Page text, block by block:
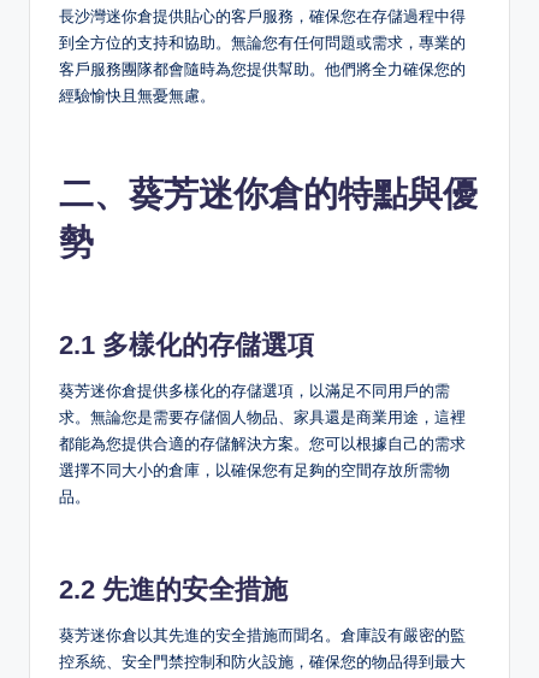
長沙灣迷你倉提供貼心的客戶服務，確保您在存儲過程中得
到全方位的支持和協助。無論您有任何問題或需求，專業的
客戶服務團隊都會隨時為您提供幫助。他們將全力確保您的
經驗愉快且無憂無慮。
二、葵芳迷你倉的特點與優
勢
2.1 多樣化的存儲選項
葵芳迷你倉提供多樣化的存儲選項，以滿足不同用戶的需
求。無論您是需要存儲個人物品、家具還是商業用途，這裡
都能為您提供合適的存儲解決方案。您可以根據自己的需求
選擇不同大小的倉庫，以確保您有足夠的空間存放所需物
品。
2.2 先進的安全措施
葵芳迷你倉以其先進的安全措施而聞名。倉庫設有嚴密的監
控系統、安全門禁控制和防火設施，確保您的物品得到最大